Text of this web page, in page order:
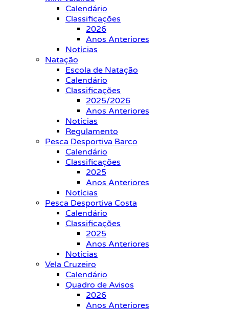
Calendário
Classificações
2026
Anos Anteriores
Notícias
Natação
Escola de Natação
Calendário
Classificações
2025/2026
Anos Anteriores
Notícias
Regulamento
Pesca Desportiva Barco
Calendário
Classificações
2025
Anos Anteriores
Notícias
Pesca Desportiva Costa
Calendário
Classificações
2025
Anos Anteriores
Notícias
Vela Cruzeiro
Calendário
Quadro de Avisos
2026
Anos Anteriores